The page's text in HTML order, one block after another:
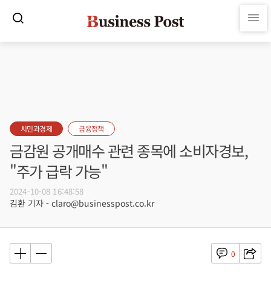
시민과경제 금융정책
금감원 공개매수 관련 종목에 소비자경보,
"주가 급락 가능"
2024-10-08 16:48:58
김환 기자 - claro@businesspost.co.kr
0